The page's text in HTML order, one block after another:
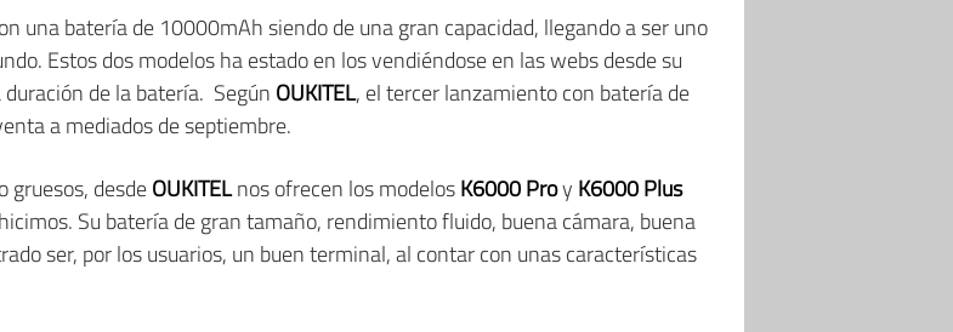
una batería de 10000mAh siendo de una gran capacidad, llegando a ser uno
Estos dos modelos ha estado en los vendiéndose en las webs desde su
de la batería. Según OUKITEL, el tercer lanzamiento con batería de
a mediados de septiembre.
gruesos, desdeOUKITELnos ofrecen los modelosK6000 Proy K6000 Plus
Su batería de gran tamaño, rendimiento fluido, buena cámara, buena
ser, por los usuarios, un buen terminal, al contar con unas características